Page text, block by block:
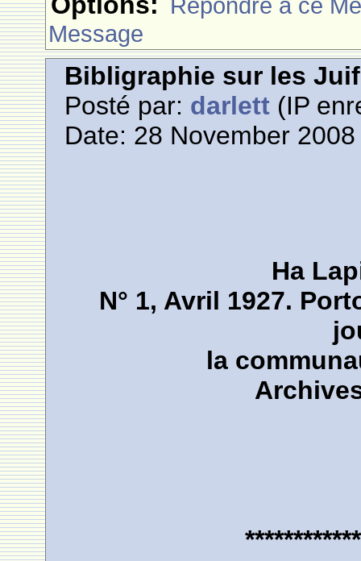
Message
Bibligraphie sur les
Posté par: darlett (IP
Date: 28 November
Ha
N° 1, Avril 1927.
la